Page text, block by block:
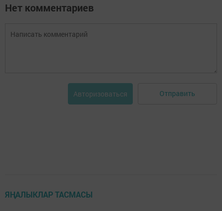
Нет комментариев
Авторизоваться Отправить
ЯҢАЛЫКЛАР ТАСМАСЫ